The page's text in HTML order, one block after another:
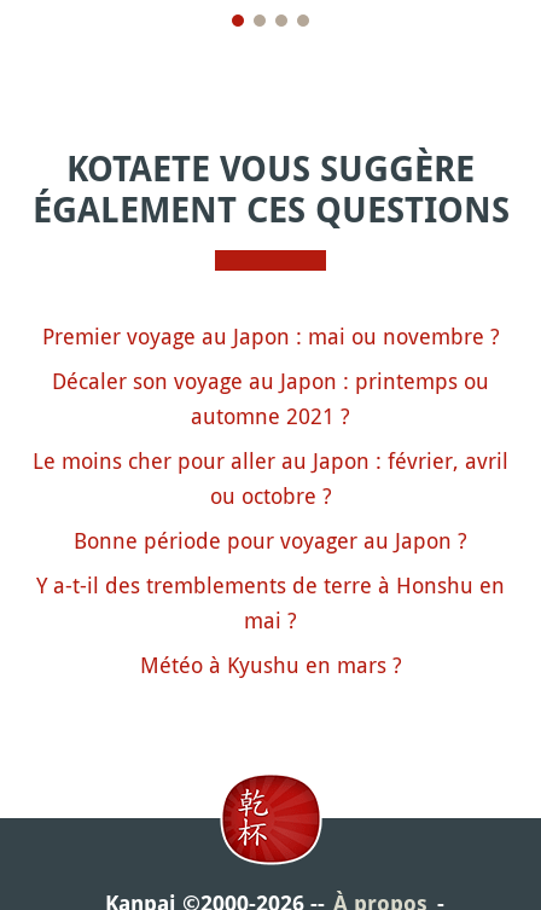
KOTAETE VOUS SUGGÈRE
ÉGALEMENT CES QUESTIONS
Premier voyage au Japon : mai ou novembre ?
Décaler son voyage au Japon : printemps ou
automne 2021 ?
Le moins cher pour aller au Japon : février, avril
ou octobre ?
Bonne période pour voyager au Japon ?
Y a-t-il des tremblements de terre à Honshu en
mai ?
Météo à Kyushu en mars ?
Kanpai ©2000-2026 À propos